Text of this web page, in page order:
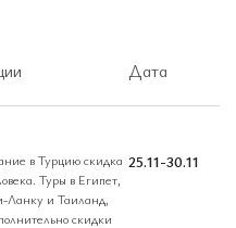
Дата
в Турцию скидка
Туры в Египет,
и Таиланд,
скидки
25.11-30.11